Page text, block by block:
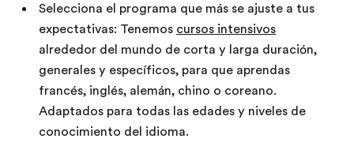
Selecciona el programa que más se ajuste a tus
expectativas: Tenemos cursos intensivos
alrededor del mundo de corta y larga duración,
generales y específicos, para que aprendas
francés, inglés, alemán, chino o coreano.
Adaptados para todas las edades y niveles de
conocimiento del idioma.